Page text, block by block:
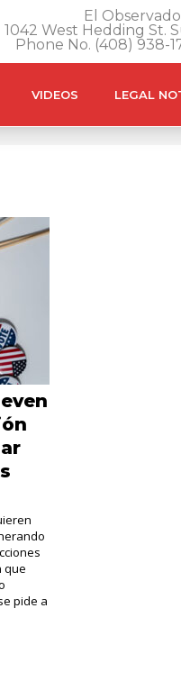
El
1042 West Hedding St.
Phone No. (408) 938-
VIDEOS LEGAL
que
pide a